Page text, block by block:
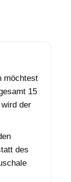
möchtest
15
der
des